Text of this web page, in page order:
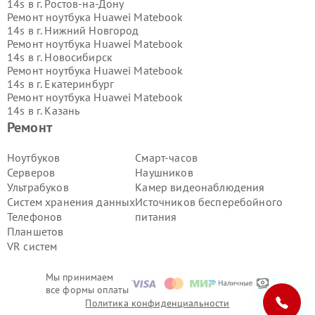
Мы принимаем
все формы оплаты
Ремонт
Ноутбуков
Серверов
Ультрабуков
Систем хранения данных
Телефонов
Планшетов
VR систем
Смарт-часов
Наушников
Камер видеонаблюдения
Источников бесперебойного
питания
14s в г. Ростов-на-Дону
Ремонт ноутбука Huawei Matebook
14s в г. Нижний Новгород
Ремонт ноутбука Huawei Matebook
14s в г. Новосибирск
Ремонт ноутбука Huawei Matebook
14s в г. Екатеринбург
Ремонт ноутбука Huawei Matebook
14s в г. Казань
Ремонт ноутбука Huawei Matebook
14s в г.Воронеж
Ремонт ноутбука Huawei Matebook
14s в г.Волгоград
Ремонт ноутбука Huawei Matebook
14s в г.Самара
Ремонт ноутбука Huawei Matebook
14s в г.Пермь
Ремонт ноутбука Huawei Matebook
14s в г.Красноярск
Ижевск
Ремонт ноутбука Huawei Matebook
Челябинск
Ремонт ноутбука Huawei Matebook
Политика конфиденциальности